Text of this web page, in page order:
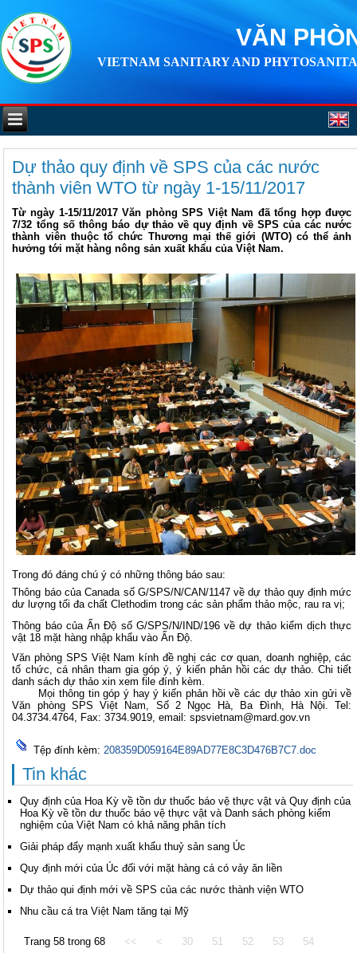
VĂN
VIETNAM SANITARY AND
Dự thảo quy định về SPS của các nước
thành viên WTO từ ngày 1-15/11/2017
Từ ngày 1-15/11/2017 Văn phòng SPS Việt Nam đã tổng hợp được
7/32 tổng số thông báo dự thảo về quy định về SPS của các nước
thành viên thuộc tổ chức Thương mại thế giới (WTO) có thể ảnh
hưởng tới mặt hàng nông sản xuất khẩu của Việt Nam.
Trong đó đáng chú ý có những thông báo sau:
Thông báo của Canada số G/SPS/N/CAN/1147 về dự thảo quy định mức
dư lượng tối đa chất Clethodim trong các sản phẩm thảo mộc, rau ra vị;
Thông báo của Ấn Độ số G/SPS/N/IND/196 về dự thảo kiểm dịch thực
vật 18 mặt hàng nhập khẩu vào Ấn Độ.
Văn phòng SPS Việt Nam kính đề nghị các cơ quan, doanh nghiệp, các
tổ chức, cá nhân tham gia góp ý, ý kiến phản hồi các dự thảo. Chi tiết
danh sách dự thảo xin xem file đính kèm.
Mọi thông tin góp ý hay ý kiến phản hồi về các dự thảo xin gửi về
Văn phòng SPS Việt Nam, Số 2 Ngọc Hà, Ba Đình, Hà Nội. Tel:
04.3734.4764, Fax: 3734.9019, email:spsvietnam@mard.gov.vn
Tệp đính kèm: 208359D059164E89AD77E8C3D476B7C7.doc
Tin khác
Quy định của Hoa Kỳ về tồn dư thuốc báo vệ thực vật và Quy định của
Hoa Kỳ về tồn dư thuốc báo vệ thực vật và Danh sách phòng kiểm
nghiệm của Việt Nam có khả năng phân tích
Giải pháp đẩy mạnh xuất khẩu thuỷ sản sang Úc
Quy định mới của Úc đối với mặt hàng cá có vảy ăn liền
Dự thảo qui định mới về SPS của các nước thành viện WTO
Nhu cầu cá tra Việt Nam tăng tại Mỹ
Trang 58 trong 68 << < 30 51 52 53 54